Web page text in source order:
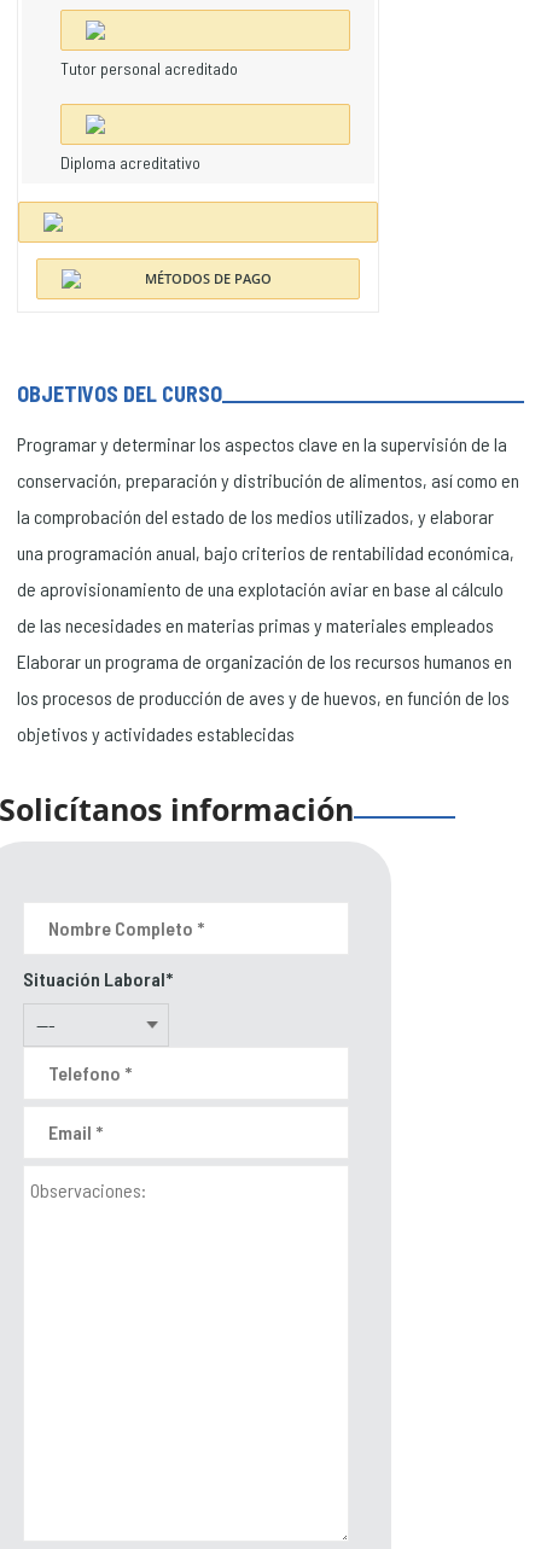
OBJETIVOS DEL CURSO
Programar y determinar los aspectos clave en la supervisión de la
conservación, preparación y distribución de alimentos, así como en
la comprobación del estado de los medios utilizados, y elaborar
una programación anual, bajo criterios de rentabilidad económica,
de aprovisionamiento de una explotación aviar en base al cálculo
de las necesidades en materias primas y materiales empleados
Elaborar un programa de organización de los recursos humanos en
los procesos de producción de aves y de huevos, en función de los
objetivos y actividades establecidas
Solicítanos información
Situación Laboral*
Tutor personal acreditado
Diploma acreditativo